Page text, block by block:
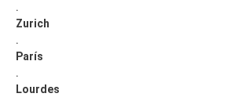
.
Zurich
.
París
.
Lourdes